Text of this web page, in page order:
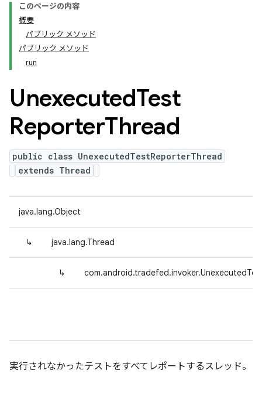
このページの内容
概要
パブリック メソッド
パブリック メソッド
run
UnexecutedTest
ReporterThread
public class UnexecutedTestReporterThread
extends Thread
java.lang.Object
↳ java.lang.Thread
↳
実行されなかったテストをすべてレポートするスレッド。